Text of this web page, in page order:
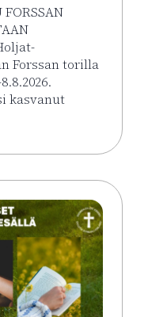
FORSSAN
Forssan torilla
kasvanut
2026: Golden VIP